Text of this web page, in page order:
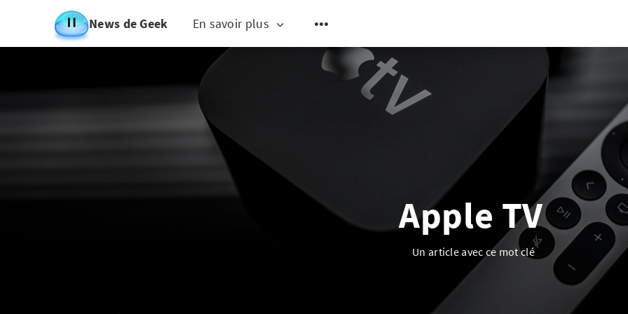
News de Geek En savoir plus
Apple TV
Un article avec ce mot clé